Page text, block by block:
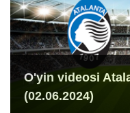
O'yin videosi
(02.06.2024)